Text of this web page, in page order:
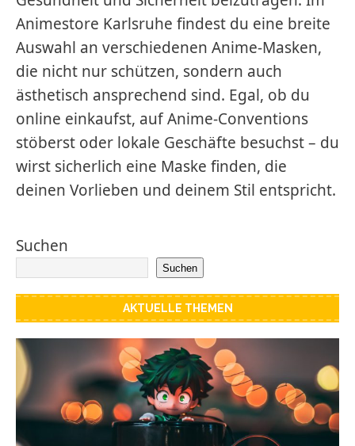
Animestore Karlsruhe findest du eine breite
Auswahl an verschiedenen Anime-Masken,
die nicht nur schützen, sondern auch
ästhetisch ansprechend sind. Egal, ob du
online einkaufst, auf Anime-Conventions
stöberst oder lokale Geschäfte besuchst – du
wirst sicherlich eine Maske finden, die
deinen Vorlieben und deinem Stil entspricht.
Suchen
Suchen
AKTUELLE THEMEN